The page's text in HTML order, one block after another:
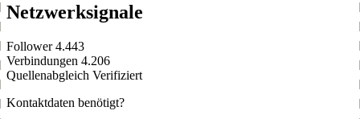
Netzwerksignale
Follower 4.443
Verbindungen 4.206
Quellenabgleich Verifiziert
Kontaktdaten benötigt?